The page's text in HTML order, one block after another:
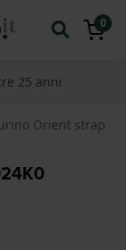
0
25 anni
Orient straps